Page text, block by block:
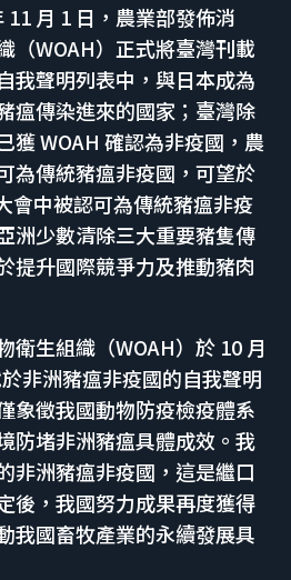
11 月 1 日，農業部發佈消
（WOAH）正式將臺灣刊載
我聲明列表中，與日本成為
瘟傳染進來的國家；臺灣除
獲 WOAH 確認為非疫國，農
為傳統豬瘟非疫國，可望於
會中被認可為傳統豬瘟非疫
洲少數清除三大重要豬隻傳
提升國際競爭力及推動豬肉
衛生組織（WOAH）於 10 月
非洲豬瘟非疫國的自我聲明
象徵我國動物防疫檢疫體系
防堵非洲豬瘟具體成效。我
非洲豬瘟非疫國，這是繼口
後，我國努力成果再度獲得
我國畜牧產業的永續發展具